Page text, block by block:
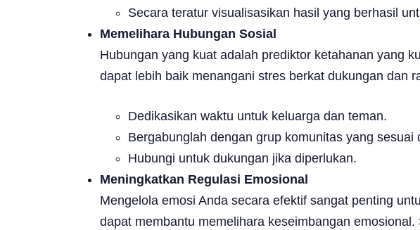
Secara teratur visualisasikan hasil yang berhasil
Memelihara Hubungan Sosial
Hubungan yang kuat adalah prediktor ketahanan yang
dapat lebih baik menangani stres berkat dukungan dan
Dedikasikan waktu untuk keluarga dan teman.
Bergabunglah dengan grup komunitas yang sesuai
Hubungi untuk dukungan jika diperlukan.
Meningkatkan Regulasi Emosional
Mengelola emosi Anda secara efektif sangat penting
dapat membantu memelihara keseimbangan